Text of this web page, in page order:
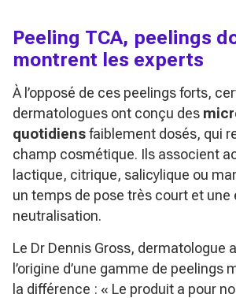
Peeling TCA, peelings
montrent les experts
À l’opposé de ces peelings forts,
dermatologues ont conçu des
quotidiensfaiblement dosés, qui
champ cosmétique. Ils associent
lactique, citrique, salicylique ou
un temps de pose très court et une
neutralisation.
Le Dr Dennis Gross, dermatologue
l’origine d’une gamme de peelings
la différence : « Le produit a pour